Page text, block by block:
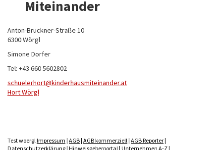
Miteinander
Anton-Bruckner-Straße 10
6300 Wörgl
Simone Dorfer
Tel: +43 660 5602802
schuelerhort
kinderhausmiteinander.at
Hort Wörgl
Test woergl Impressum | AGB| AGB kommerziell | AGB Reporter|
Datenschutzerklärung| Hinweisgeberportal | Unternehmen A-Z|